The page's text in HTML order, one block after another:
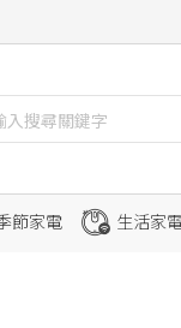
節家電 生活家